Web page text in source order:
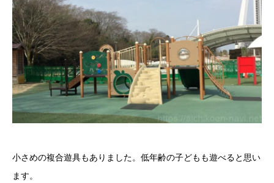
小さめの複合遊具もありました。低年齢の子どもも遊べると思い
ます。